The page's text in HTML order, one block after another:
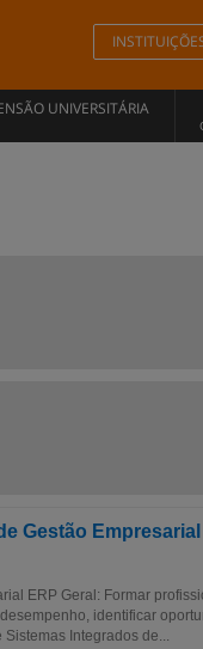
UNIVERSITÁRIA
Gestão Empresarial
ERP Geral: Formar
identificar
Integrados de...